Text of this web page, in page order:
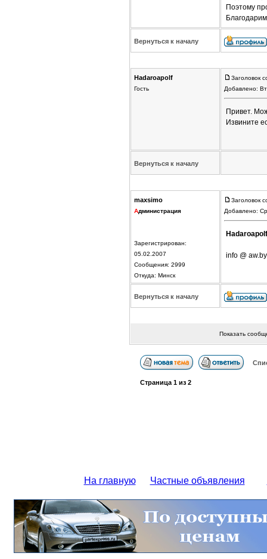
Поэтому
Вернуться к началу
Hadaroapolf
Гость
Заголовок
Добавлено:
Привет.
Извините
Вернуться к началу
maxsimo
Администрация
Зарегистрирован:
05.02.2007
Сообщения: 2999
Откуда: Минск
Заголовок
Добавлено:
Hadaroapolf
info @ aw.by
Вернуться к началу
Показать
Страница 1из 2
На главную Частные объявления